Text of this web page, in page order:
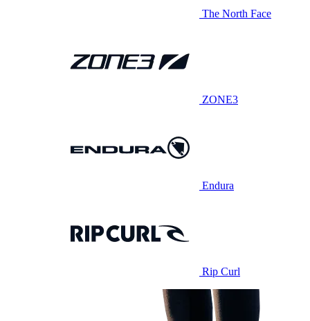
The North Face
ZONE3
Endura
Rip Curl